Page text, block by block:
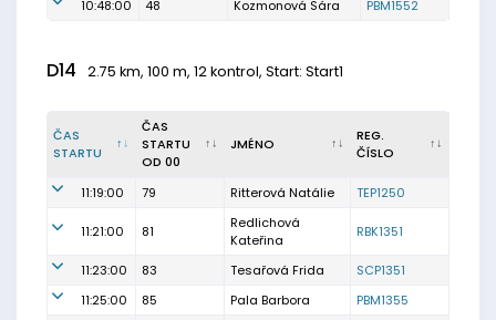
10:48:00
48 Kozmonová Sára PBM1552
D14 2.75 km, 100 m, 12 kontrol, Start: Start1
ČAS
STARTU
ČAS
STARTU
OD 00
JMÉNO
REG.
ČÍSLO
11:19:00 79 Ritterová Natálie TEP1250
11:21:00 81
Redlichová
Kateřina
RBK1351
11:23:00 83 Tesařová Frida
SCP1351
11:25:00
85 Pala Barbora
PBM1355